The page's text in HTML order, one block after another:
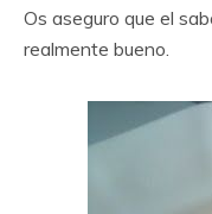
Os aseguro que el
realmente bueno.